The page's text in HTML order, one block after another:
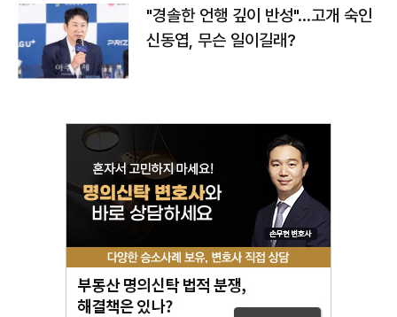
"경솔한 언행 깊이 반성"…고개 숙인
신동엽, 무슨 일이길래?